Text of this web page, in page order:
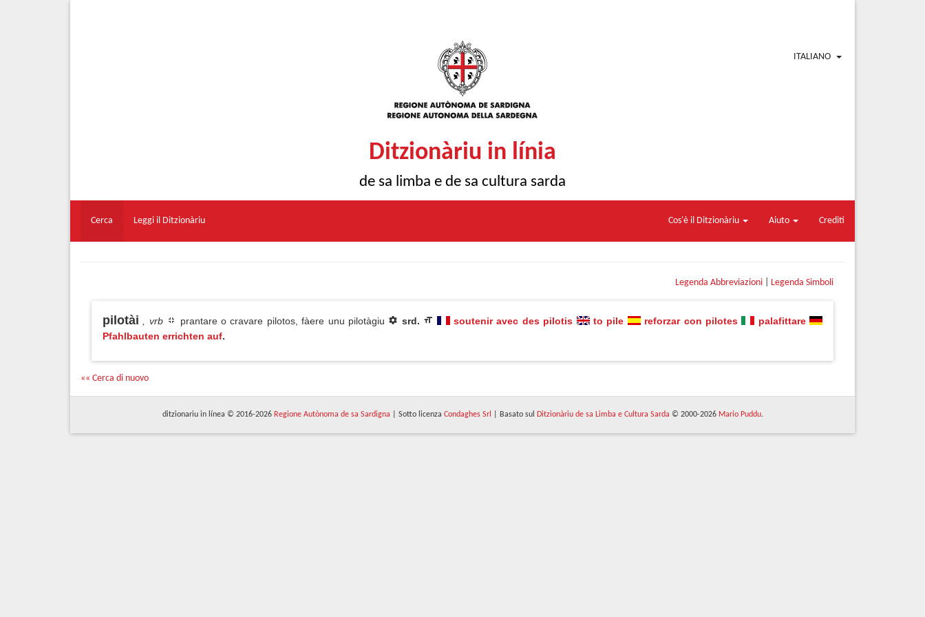
ITALIANO
Ditzionàriu in línia
de sa limba e de sa cultura sarda
Cerca Leggi il Ditzionàriu Cos'è il Ditzionàriu Aiuto Crediti
Legenda Abbreviazioni Legenda Simboli
pilotài , vrb prantare o cravare pilotos, fàere unu pilotàgiu srd. soutenir avec des pilotis to pile reforzar con pilotes
palafittare
Pfahlbauten errichten auf.
«« Cerca di nuovo
ditzionariu in línea © 2016-2026 Regione Autònoma de sa Sardigna | Sotto licenza Condaghes Srl | Basato sul Ditzionàriu de sa Limba e Cultura Sarda © 2000-2026 Mario Puddu.